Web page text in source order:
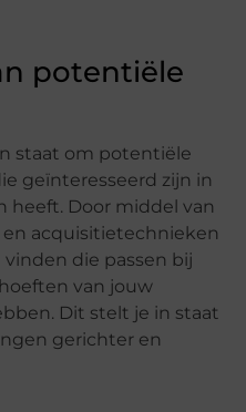
potentiële
staat om potentiële
geïnteresseerd zijn in
heeft. Door middel van
acquisitietechnieken
die passen bij
van jouw
Dit stelt je in staat
gerichter en